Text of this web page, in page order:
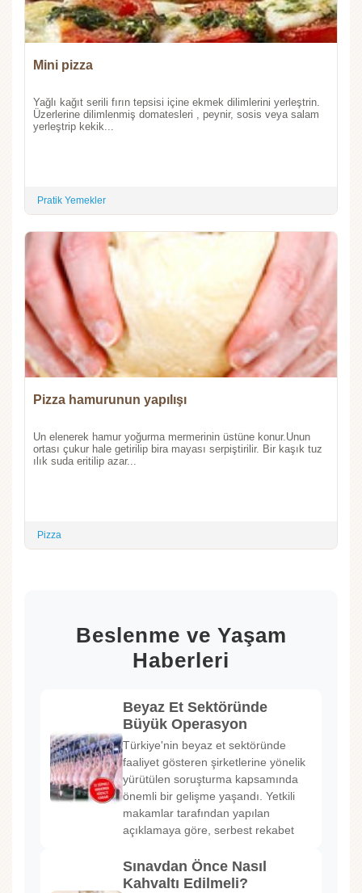
Mini pizza
Yağlı kağıt serili fırın tepsisi içine ekmek dilimlerini yerleştrin.
Üzerlerine dilimlenmiş domatesleri , peynir, sosis veya salam
yerleştrip kekik...
Pratik Yemekler
Pizza hamurunun yapılışı
Un elenerek hamur yoğurma mermerinin üstüne konur.Unun
ortası çukur hale getirilip bira mayası serpiştirilir. Bir kaşık tuz
ılık suda eritilip azar...
Pizza
Beslenme ve Yaşam
Haberleri
Beyaz Et Sektöründe
Büyük Operasyon
Türkiye'nin beyaz et sektöründe
faaliyet gösteren şirketlerine yönelik
yürütülen soruşturma kapsamında
önemli bir gelişme yaşandı. Yetkili
makamlar tarafından yapılan
açıklamaya göre, serbest rekabet
Sınavdan Önce Nasıl
Kahvaltı Edilmeli?